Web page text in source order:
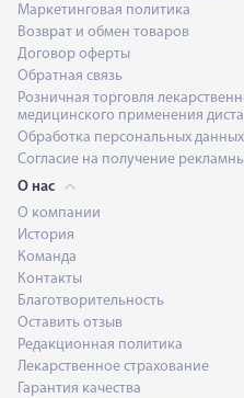
Маркетинговая политика
Возврат и обмен товаров
Договор оферты
Обратная связь
Розничная торговля
медицинского применения
Обработка персональных данных
Согласие на получение
О нас
О компании
История
Команда
Контакты
Благотворительность
Оставить отзыв
Редакционная политика
Лекарственное страхование
Гарантия качества